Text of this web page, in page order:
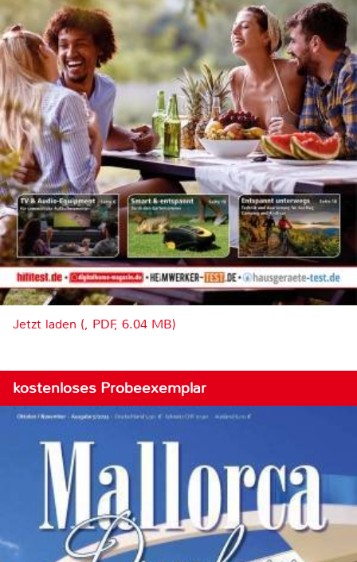
Jetzt laden (, PDF, 6.04 MB)
kostenloses Probeexemplar